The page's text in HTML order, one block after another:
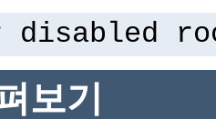
disabled
보기